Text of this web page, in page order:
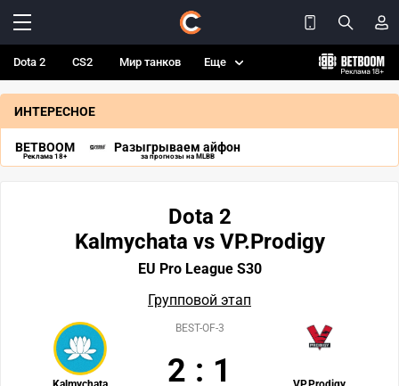
Dota 2 CS2 Мир танков Еще
ИНТЕРЕСНОЕ
BETBOOM
Реклама 18+
Разыгрываем айфон
за прогнозы на MLBB
Dota 2
Kalmychata vs VP.Prodigy
EU Pro League S30
Групповой этап
BEST-OF-3
2 : 1